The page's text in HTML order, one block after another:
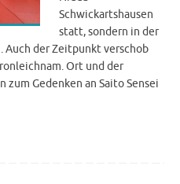
Schwickartshausen
statt, sondern in der
Auch der Zeitpunkt verschob
Ort und der
Gedenken an Saito Sensei